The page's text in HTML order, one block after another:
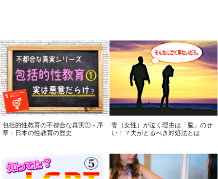
包括的性教育の不都合な真実① - 序
章：日本の性教育の歴史
妻（女性）が泣く理由は「脳」のせ
い！？夫がとるべき対処法とは